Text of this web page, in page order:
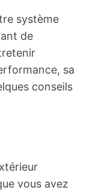
système
de
sa
conseils
vous avez